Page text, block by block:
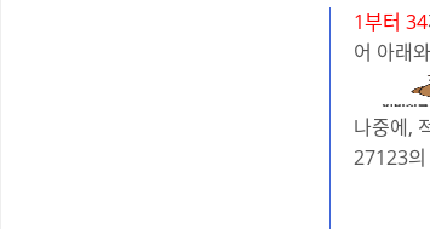
1부터 34
어 아래
나중에,
27123의